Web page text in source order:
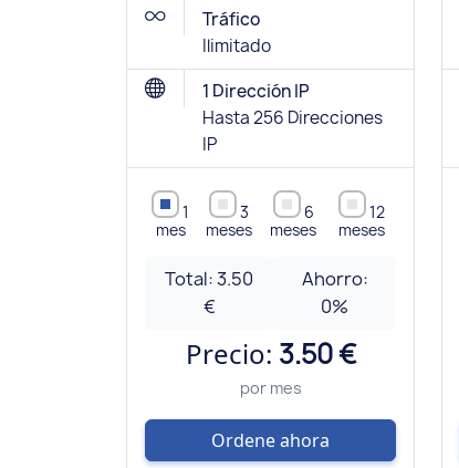
Tráfico
Ilimitado
1 Dirección IP
Hasta 256 Direcciones
IP
1
mes
3
meses
6
meses
12
meses
Total:3.50
€
Ahorro:
0%
Precio: 3.50 €
por mes
Ordene ahora